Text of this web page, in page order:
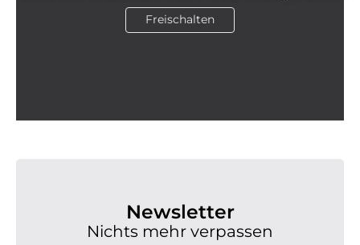
Freischalten
Newsletter
Nichts mehr verpassen